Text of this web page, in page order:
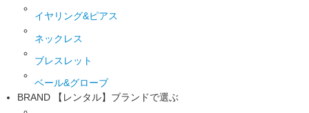
イヤリング&ピアス
ネックレス
ブレスレット
ベール&グローブ
BRAND
【レンタル】ブランドで選ぶ